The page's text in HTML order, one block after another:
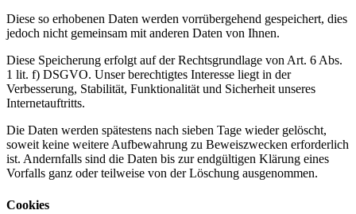
Diese so erhobenen Daten werden vorrübergehend gespeichert, dies
jedoch nicht gemeinsam mit anderen Daten von Ihnen.
Diese Speicherung erfolgt auf der Rechtsgrundlage von Art. 6 Abs.
1 lit. f) DSGVO. Unser berechtigtes Interesse liegt in der
Verbesserung, Stabilität, Funktionalität und Sicherheit unseres
Internetauftritts.
Die Daten werden spätestens nach sieben Tage wieder gelöscht,
soweit keine weitere Aufbewahrung zu Beweiszwecken erforderlich
ist. Andernfalls sind die Daten bis zur endgültigen Klärung eines
Vorfalls ganz oder teilweise von der Löschung ausgenommen.
Cookies